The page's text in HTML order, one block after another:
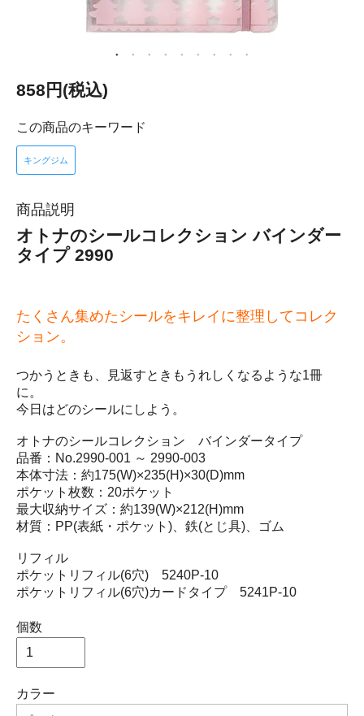
858円(税込)
この商品のキーワード
キングジム
商品説明
オトナのシールコレクション バインダー
タイプ 2990
たくさん集めたシールをキレイに整理してコレク
ション。
つかうときも、見返すときもうれしくなるような1冊
に。
今日はどのシールにしよう。
オトナのシールコレクション バインダータイプ
品番：No.2990-001 ～ 2990-003
本体寸法：約175(W)×235(H)×30(D)mm
ポケット枚数：20ポケット
最大収納サイズ：約139(W)×212(H)mm
材質：PP(表紙・ポケット)、鉄(とじ具)、ゴム
リフィル
ポケットリフィル(6穴) 5240P-10
ポケットリフィル(6穴)カードタイプ 5241P-10
個数
カラー